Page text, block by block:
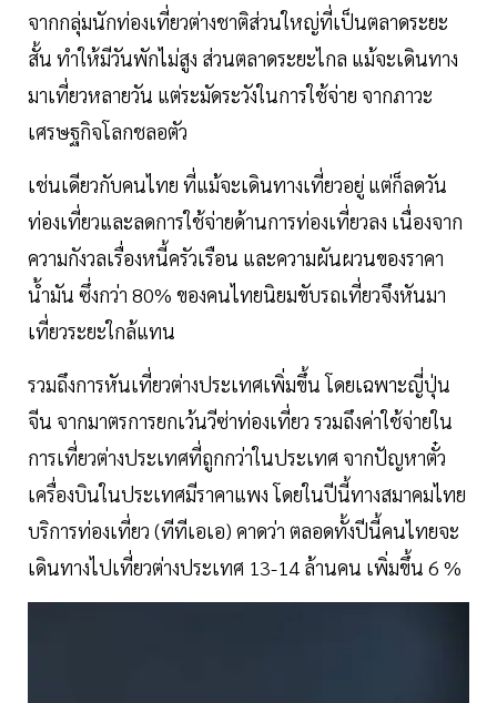
จากกลุ่มนักท่องเที่ยวต่างชาติส่วนใหญ่ที่เป็นตลาดระยะ
สั้น ทำให้มีวันพักไม่สูง ส่วนตลาดระยะไกล แม้จะเดินทาง
มาเที่ยวหลายวัน แต่ระมัดระวังในการใช้จ่าย จากภาวะ
เศรษฐกิจโลกชลอตัว
เช่นเดียวกับคนไทย ที่แม้จะเดินทางเที่ยวอยู่ แต่ก็ลดวัน
ท่องเที่ยวและลดการใช้จ่ายด้านการท่องเที่ยวลง เนื่องจาก
ความกังวลเรื่องหนี้ครัวเรือน และความผันผวนของราคา
น้ำมัน ซึ่งกว่า 80% ของคนไทยนิยมขับรถเที่ยวจึงหันมา
เที่ยวระยะใกล้แทน
รวมถึงการหันเที่ยวต่างประเทศเพิ่มขึ้น โดยเฉพาะญี่ปุ่น
จีน จากมาตรการยกเว้นวีซ่าท่องเที่ยว รวมถึงค่าใช้จ่ายใน
การเที่ยวต่างประเทศที่ถูกกว่าในประเทศ จากปัญหาตั๋ว
เครื่องบินในประเทศมีราคาแพง โดยในปีนี้ทางสมาคมไทย
บริการท่องเที่ยว (ทีทีเอเอ) คาดว่า ตลอดทั้งปีนี้คนไทยจะ
เดินทางไปเที่ยวต่างประเทศ 13-14 ล้านคน เพิ่มขึ้น 6 %